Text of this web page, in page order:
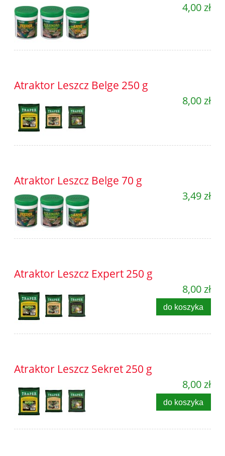
4,00 zł
Atraktor Leszcz Belge 250 g
8,00 zł
Atraktor Leszcz Belge 70 g
3,49 zł
Atraktor Leszcz Expert 250 g
8,00 zł
do koszyka
Atraktor Leszcz Sekret 250 g
8,00 zł
do koszyka